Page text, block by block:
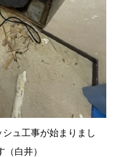
ュ工事が始まりまし
白井）